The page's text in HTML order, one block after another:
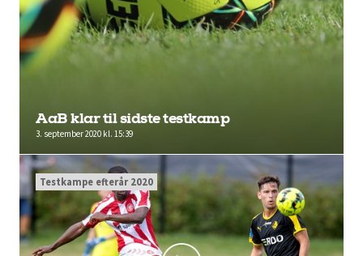
AaB klar til sidste testkamp
3. september 2020 kl. 15:39
Testkampe efterår 2020